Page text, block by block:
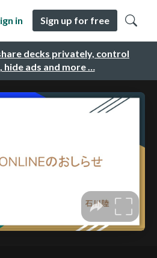
decks privately, control
hide ads and more …
in Sign up for free